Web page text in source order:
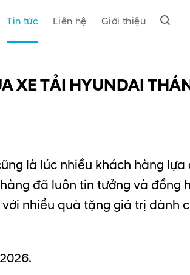
Tin tức Liên hệ Giới thiệu
XE TẢI HYUNDAI
là lúc nhiều khách hàng lựa
đã luôn tin tưởng và đồng
nhiều quà tặng giá trị dành